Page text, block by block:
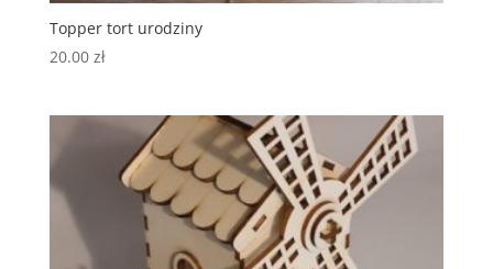
Topper tort urodziny
20.00 zł